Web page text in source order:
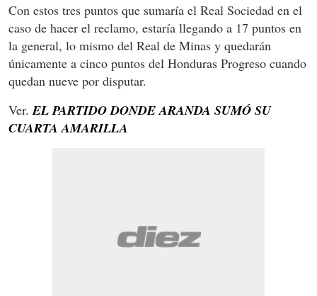
Con estos tres puntos que sumaría el Real Sociedad en el
caso de hacer el reclamo, estaría llegando a 17 puntos en
la general, lo mismo del Real de Minas y quedarán
únicamente a cinco puntos del Honduras Progreso cuando
quedan nueve por disputar.
Ver. EL PARTIDO DONDE ARANDA SUMÓ SU
CUARTA AMARILLA